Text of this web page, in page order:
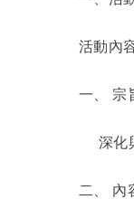
活動內
一、 宗
深化
二、 內